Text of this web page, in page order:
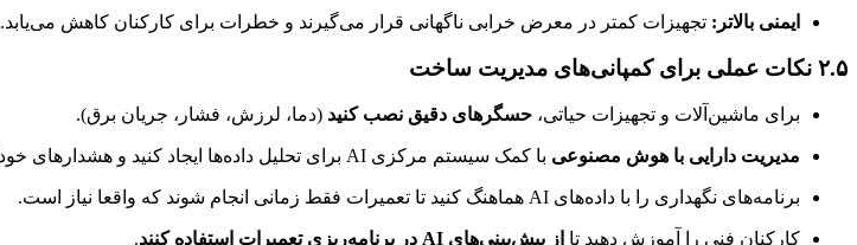
ایمنی بالاتر: تجهیزات کمتر در معرض خرابی ناگهانی قرار می‌گیرند و خطرات برای کارکنان کاهش می‌یابد.
۲.۵ نکات عملی برای کمپانی‌های مدیریت ساخت
برای ماشین‌آلات و تجهیزات حیاتی، حسگرهای دقیق نصب کنید (دما، لرزش، فشار، جریان برق).
مدیریت دارایی با هوش مصنوعی با کمک سیستم مرکزی AI برای تحلیل داده‌ها ایجاد کنید و هشدارهای خودکار را تنظیم کنید.
برنامه‌های نگهداری را با داده‌های AI هماهنگ کنید تا تعمیرات فقط زمانی انجام شوند که واقعا نیاز است.
کارکنان فنی را آموزش دهید تا از پیش‌بینی‌های AI در برنامه‌ریزی تعمیرات استفاده کنند .